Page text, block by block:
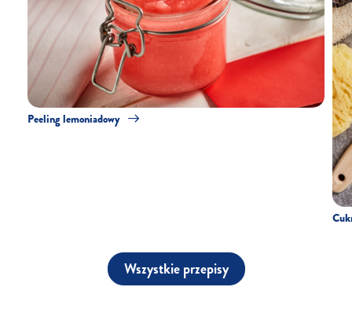
Peeling lemoniadowy
Wszystkie przepisy